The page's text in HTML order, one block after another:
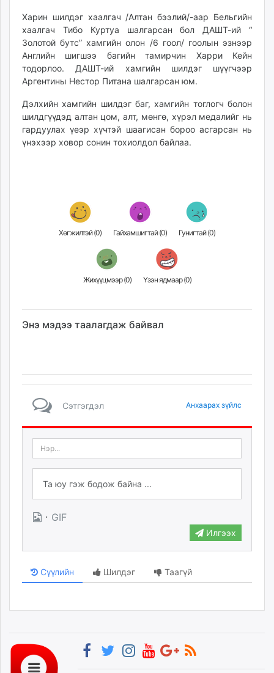
Харин шилдэг хаалгач /Алтан бээлий/-аар Бельгийн
хаалгач Тибо Куртуа шалгарсан бол ДАШТ-ий “
Золотой бутс” хамгийн олон /6 гоол/ гоолын эзнээр
Английн шигшээ багийн тамирчин Харри Кейн
тодорлоо. ДАШТ-ий хамгийн шилдэг шүүгчээр
Аргентины Нестор Питана шалгарсан юм.
Дэлхийн хамгийн шилдэг баг, хамгийн тоглогч болон
шилдгүүдэд алтан цом, алт, мөнгө, хүрэл медалийг нь
гардуулах үеэр хүчтэй шаагисан бороо асгарсан нь
үнэхээр ховор сонин тохиолдол байлаа.
Хөгжилтэй (0) Гайхамшигтай (0) Гунигтай (0)
Жихүүцмээр (0) Үзэн ядмаар (0)
Энэ мэдээ таалагдаж байвал
Сэтгэгдэл Анхаарах зүйлс
· GIF
Илгээх
Сүүлийн Шилдэг Таагүй